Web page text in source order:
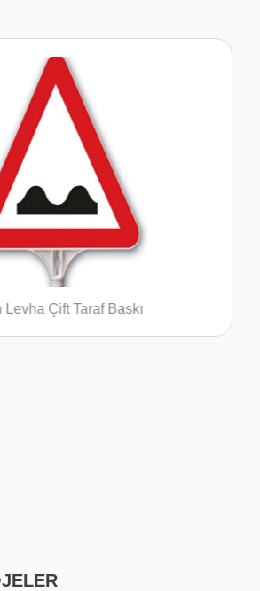
Gelene Yol Ver Ultra Yuvarlak